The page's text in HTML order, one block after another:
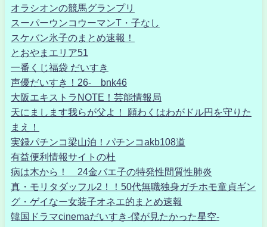
オラシオンの競馬グランプリ
スーパーウンコウーマンT・子なし
スケバン氷子のまとめ速報！
とおやまエリア51
一番くじ福袋 だいすき
声優だいすき！26- bnk46
大阪エキストラNOTE！芸能情報局
天にまします我らが父よ！ 願わくはわがドル円を守りた
まえ！
実録パチンコ梁山泊！パチンコakb108道
有益便利情報サイトの杜
病は木から！ 24金バエ子の特発性間質性肺炎
真・モリタダッフル2！！50代無職独身ガチホモ童貞ギン
グ・ゲイなー女装子オネエ的まとめ速報
韓国ドラマcinemaだいすき-僕が見たかった星空-